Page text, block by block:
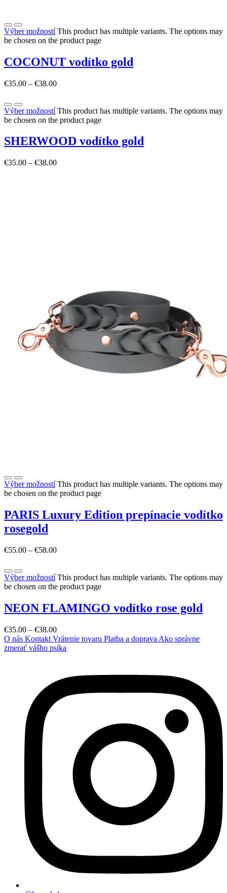
Výber možností This product has multiple variants. The options may
be chosen on the product page
COCONUT vodítko gold
€35.00 – €38.00
Výber možností This product has multiple variants. The options may
be chosen on the product page
SHERWOOD vodítko gold
€35.00 – €38.00
Výber možností This product has multiple variants. The options may
be chosen on the product page
PARIS Luxury Edition prepínacie vodítko
rosegold
€55.00 – €58.00
Výber možností This product has multiple variants. The options may
be chosen on the product page
NEON FLAMINGO vodítko rose gold
€35.00 – €38.00
O nás Kontakt Vrátenie tovaru Platba a doprava Ako správne
zmerať vášho psíka